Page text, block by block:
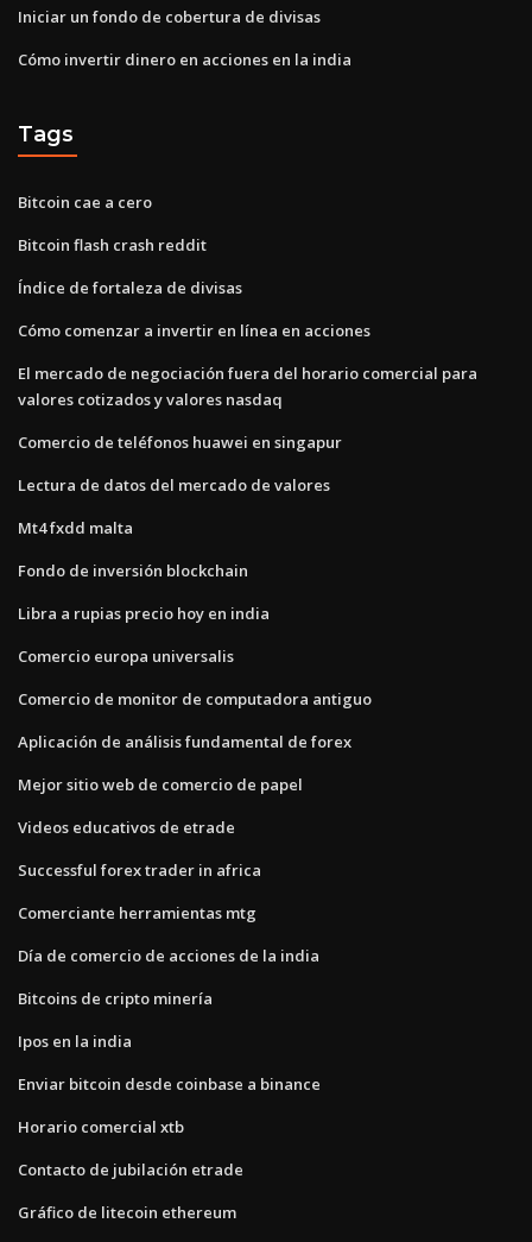
Iniciar un fondo de cobertura de divisas
Cómo invertir dinero en acciones en la india
Tags
Bitcoin cae a cero
Bitcoin flash crash reddit
Índice de fortaleza de divisas
Cómo comenzar a invertir en línea en acciones
El mercado de negociación fuera del horario comercial para
valores cotizados y valores nasdaq
Comercio de teléfonos huawei en singapur
Lectura de datos del mercado de valores
Mt4 fxdd malta
Fondo de inversión blockchain
Libra a rupias precio hoy en india
Comercio europa universalis
Comercio de monitor de computadora antiguo
Aplicación de análisis fundamental de forex
Mejor sitio web de comercio de papel
Videos educativos de etrade
Successful forex trader in africa
Comerciante herramientas mtg
Día de comercio de acciones de la india
Bitcoins de cripto minería
Ipos en la india
Enviar bitcoin desde coinbase a binance
Horario comercial xtb
Contacto de jubilación etrade
Gráfico de litecoin ethereum